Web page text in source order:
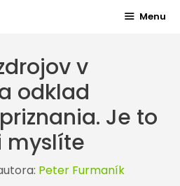
Menu
v
odklad
Je to
myslíte
Peter Furmaník